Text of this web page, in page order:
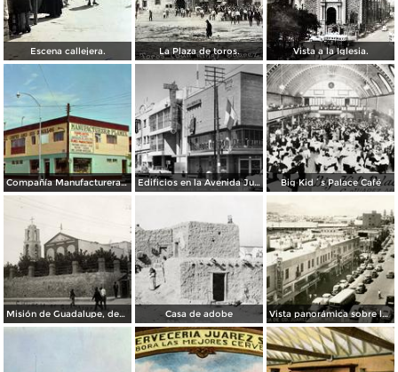
Escena callejera. La Plaza de toros. Vista a la Iglesia.
Compañía Manufacturera Plamex, en el cruce de Insurgentes y Paraguay Edificios en la Avenida Juárez Big Kid´s Palace Café
Misión de Guadalupe, depúes de la toma de Ciudad Juárez, durante la Revolución Mexicana Casa de adobe Vista panorámica sobre la Avenida 16 de Septiembre